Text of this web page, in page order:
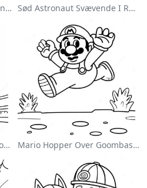
Sonic Speedster Farvelægningsside Sød Astronaut Svævende I Rummet Farvelægningsside
Wwe Wrestler Hopper På Modstander Farvelægningsside Mario Hopper Over Goombas Farvelægningsside